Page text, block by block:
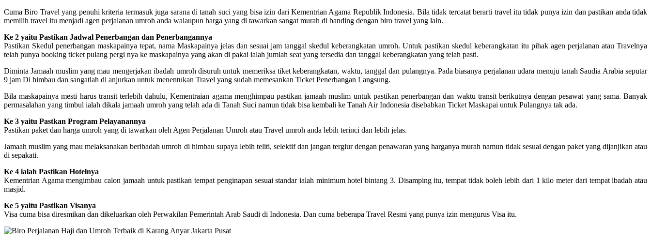
Cuma Biro Travel yang penuhi kriteria termasuk juga sarana di tanah suci yang bisa izin dari Kementrian Agama Republik Indonesia. Bila tidak tercatat berarti travel itu tidak punya izin dan pastikan anda tidak
memilih travel itu menjadi agen perjalanan umroh anda walaupun harga yang di tawarkan sangat murah di banding dengan biro travel yang lain.
Ke 2 yaitu Pastikan Jadwal Penerbangan dan Penerbangannya
Pastikan Skedul penerbangan maskapainya tepat, nama Maskapainya jelas dan sesuai jam tanggal skedul keberangkatan umroh. Untuk pastikan skedul keberangkatan itu pihak agen perjalanan atau Travelnya
telah punya booking ticket pulang pergi nya ke maskapainya yang akan di pakai ialah jumlah seat yang tersedia dan tanggal keberangkatan yang telah pasti.
Diminta Jamaah muslim yang mau mengerjakan ibadah umroh disuruh untuk memeriksa tiket keberangkatan, waktu, tanggal dan pulangnya. Pada biasanya perjalanan udara menuju tanah Saudia Arabia seputar
9 jam Di himbau dan sangatlah di anjurkan untuk menentukan Travel yang sudah memesankan Ticket Penerbangan Langsung.
Bila maskapainya mesti harus transit terlebih dahulu, Kementraian agama menghimpau pastikan jamaah muslim untuk pastikan penerbangan dan waktu transit berikutnya dengan pesawat yang sama. Banyak
permasalahan yang timbul ialah dikala jamaah umroh yang telah ada di Tanah Suci namun tidak bisa kembali ke Tanah Air Indonesia disebabkan Ticket Maskapai untuk Pulangnya tak ada.
Ke 3 yaitu Pastkan Program Pelayanannya
Pastikan paket dan harga umroh yang di tawarkan oleh Agen Perjalanan Umroh atau Travel umroh anda lebih terinci dan lebih jelas.
Jamaah muslim yang mau melaksanakan beribadah umroh di himbau supaya lebih teliti, selektif dan jangan tergiur dengan penawaran yang harganya murah namun tidak sesuai dengan paket yang dijanjikan atau
di sepakati.
Ke 4 ialah Pastikan Hotelnya
Kementrian Agama mengimbau calon jamaah untuk pastikan tempat penginapan sesuai standar ialah minimum hotel bintang 3. Disamping itu, tempat tidak boleh lebih dari 1 kilo meter dari tempat ibadah atau
masjid.
Ke 5 yaitu Pastikan Visanya
Visa cuma bisa diresmikan dan dikeluarkan oleh Perwakilan Pemerintah Arab Saudi di Indonesia. Dan cuma beberapa Travel Resmi yang punya izin mengurus Visa itu.